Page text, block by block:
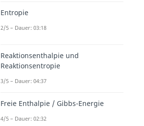
Dauer:
ozesse
zur Videoseite: Intro
Entropie
2/5 – Dauer: 03:18
Reaktionsenthalpie und
Reaktionsentropie
3/5 – Dauer: 04:37
Freie Enthalpie / Gibbs-Energie
4/5 – Dauer: 02:32